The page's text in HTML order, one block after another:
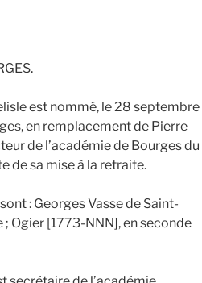
est nommé, le 28 septembre
en remplacement de Pierre
de l’académie de Bourges du
de sa mise à la retraite.
: Georges Vasse de Saint-
Ogier [1773-NNN], en seconde